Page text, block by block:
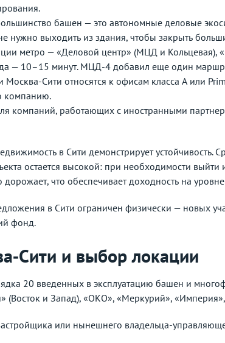
башен — это автономные деловые
нужно выходить из здания, чтобы закрыть
метро — «Деловой центр» (МЦД и
— 10–15 минут. МЦД-4 добавил еще один
Москва-Сити относятся к офисам класса А или
компанию.
компаний, работающих с иностранными
в Сити демонстрирует
остается высокой: при необходимости
дорожает, что обеспечивает доходность на
в Сити ограничен физически — новых
фонд.
и выбор локации
20 введенных в эксплуатацию башен и
и Запад), «ОКО», «Меркурий»,
или нынешнего владельца-